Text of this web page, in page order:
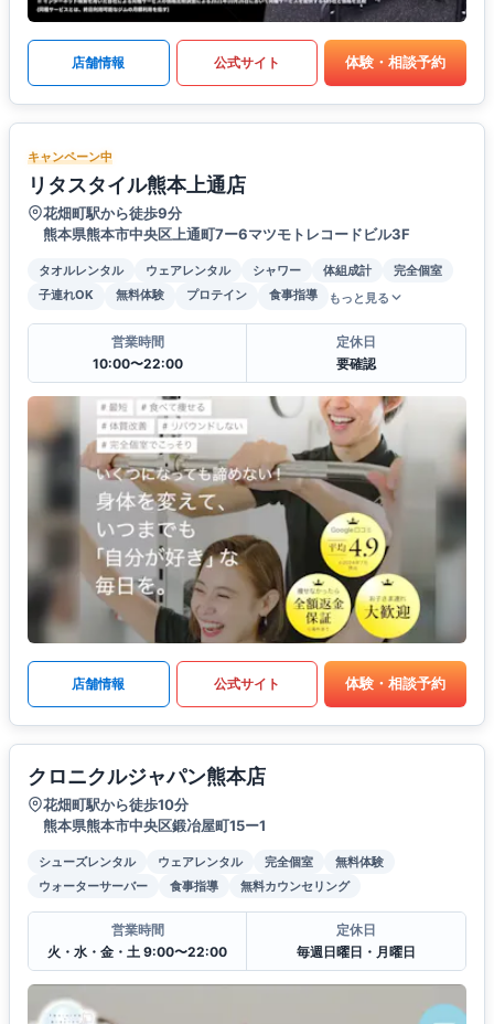
店舗情報 公式サイト 体験・相談予約
キャンペーン中
リタスタイル熊本上通店
花畑町駅から徒歩9分
熊本県熊本市中央区上通町7ー6マツモトレコードビル3F
タオルレンタル ウェアレンタル シャワー 体組成計
完全個室
子連れOK
無料体験 プロテイン 食事指導 もっと見る
営業時間
10:00〜22:00
定休日
要確認
店舗情報 公式サイト 体験・相談予約
クロニクルジャパン熊本店
花畑町駅から徒歩10分
熊本県熊本市中央区鍛冶屋町15ー1
シューズレンタル ウェアレンタル 完全個室
無料体験
ウォーターサーバー
食事指導 無料カウンセリング
営業時間
火・水・金・土 9:00〜22:00
定休日
毎週日曜日・月曜日